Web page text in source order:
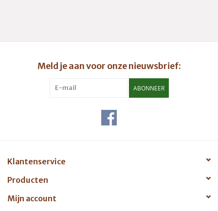
Meld je aan voor onze nieuwsbrief:
ABONNEER
Klantenservice
Producten
Mijn account